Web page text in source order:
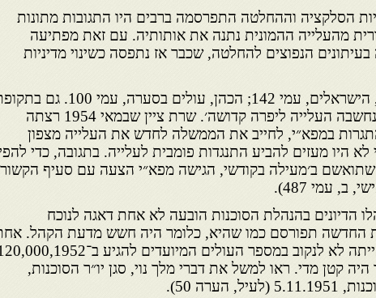
הסלקציה וההחלטה התפרסמה ברבים היו התגובות מתונות
מהעלייה ההמונית נתנה את אותותיה. עם זאת מפתיעה
הנפוצים להחלטה, שכבר אז נתפסה כשינוי מדיניות
שגב, הישראלים, עמי 142; הכהן, עולים בסערה, עמי 100. גם
העלייה הסלקטיבית נחשבה העלייה ליפרה קדושה׳. שרת ציין שבמאי 1954 רצתה
במפא״י, לחייב את הממשלה לחדש את העלייה מצפון
היו מעזים להביע התנגדות פומבית לעלייה. בתגובה, כדי
ב׳מעילה בקודשי, הגישה מפא״י הצעה עם סעיף הקשור
ב, עמי 487).
בהנהלת הסוכנות הובעה לא אחת דאגה לנוכח
החדשה תפורסם כמו שהיא, כלומר היה חשש מדעת הקהל.
הטקטיקות שננקטו הייתה לא לנקוב במספר העולים המיועדים להגיע
קטן מדי. ראו למשל את דברי מלך נוי, סגן יו״ר הסוכנות,
הערה 50).